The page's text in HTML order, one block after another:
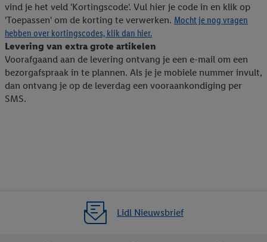
vind je het veld 'Kortingscode'. Vul hier je code in en klik op
'Toepassen' om de korting te verwerken. Mocht je nog vragen
hebben over kortingscodes, klik dan hier.
Levering van extra grote artikelen
Voorafgaand aan de levering ontvang je een e-mail om een
bezorgafspraak in te plannen. Als je je mobiele nummer invult,
dan ontvang je op de leverdag een vooraankondiging per
SMS.
Lidl Nieuwsbrief